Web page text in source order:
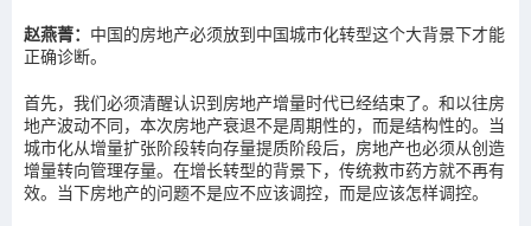
赵燕菁： 中国的房地产必须放到中国城市化转型这个大背景下才能
正确诊断。
首先，我们必须清醒认识到房地产增量时代已经结束了。和以往房
地产波动不同，本次房地产衰退不是周期性的，而是结构性的。当
城市化从增量扩张阶段转向存量提质阶段后，房地产也必须从创造
增量转向管理存量。在增长转型的背景下，传统救市药方就不再有
效。当下房地产的问题不是应不应该调控，而是应该怎样调控。